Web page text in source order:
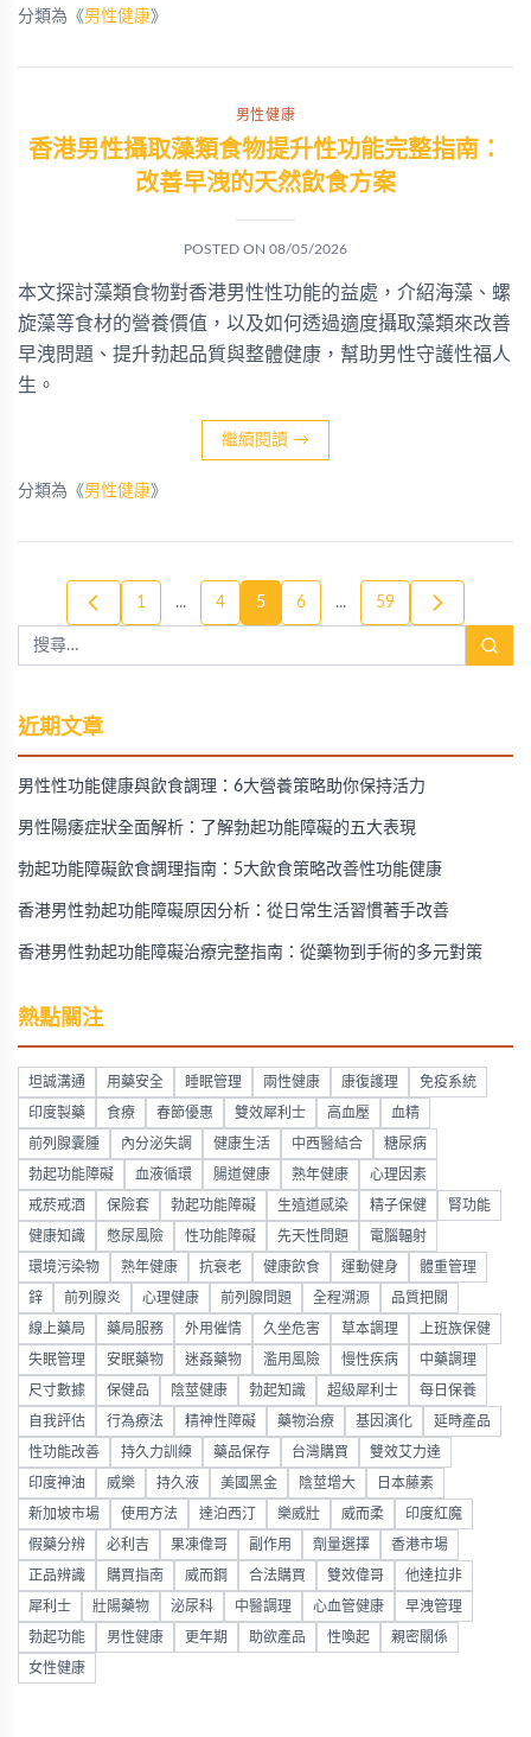
分類為《男性健康》
男性健康
香港男性攝取藻類食物提升性功能完整指南：
改善早洩的天然飲食方案
POSTED ON 08/05/2026
本文探討藻類食物對香港男性性功能的益處，介紹海藻、螺
旋藻等食材的營養價值，以及如何透過適度攝取藻類來改善
早洩問題、提升勃起品質與整體健康，幫助男性守護性福人
生。
繼續閱讀 →
分類為《男性健康》
1 ... 4 5 6 ... 59
近期文章
男性性功能健康與飲食調理：6大營養策略助你保持活力
男性陽痿症狀全面解析：了解勃起功能障礙的五大表現
勃起功能障礙飲食調理指南：5大飲食策略改善性功能健康
香港男性勃起功能障礙原因分析：從日常生活習慣著手改善
香港男性勃起功能障礙治療完整指南：從藥物到手術的多元對策
熱點關注
坦誠溝通 用藥安全 睡眠管理 兩性健康 康復護理 免疫系統
印度製藥 食療 春節優惠 雙效犀利士 高血壓 血精
前列腺囊腫 內分泌失調 健康生活 中西醫結合 糖尿病
勃起功能障礙 血液循環 腸道健康 熟年健康 心理因素
戒菸戒酒 保險套 勃起功能障礙 生殖道感染 精子保健 腎功能
健康知識 憋尿風險 性功能障礙 先天性問題 電腦輻射
環境污染物 熟年健康 抗衰老 健康飲食 運動健身 體重管理
鋅 前列腺炎 心理健康 前列腺問題 全程溯源 品質把關
線上藥局 藥局服務 外用催情 久坐危害 草本調理 上班族保健
失眠管理 安眠藥物 迷姦藥物 濫用風險 慢性疾病 中藥調理
尺寸數據 保健品 陰莖健康 勃起知識 超級犀利士 每日保養
自我評估 行為療法 精神性障礙 藥物治療 基因演化 延時產品
性功能改善 持久力訓練 藥品保存 台灣購買 雙效艾力達
印度神油 威樂 持久液 美國黑金 陰莖增大 日本藤素
新加坡市場 使用方法 達泊西汀 樂威壯 威而柔 印度紅魔
假藥分辨 必利吉 果凍偉哥 副作用 劑量選擇 香港市場
正品辨識 購買指南 威而鋼 合法購買 雙效偉哥 他達拉非
犀利士 壯陽藥物 泌尿科 中醫調理 心血管健康 早洩管理
勃起功能 男性健康 更年期 助欲產品 性喚起 親密關係
女性健康